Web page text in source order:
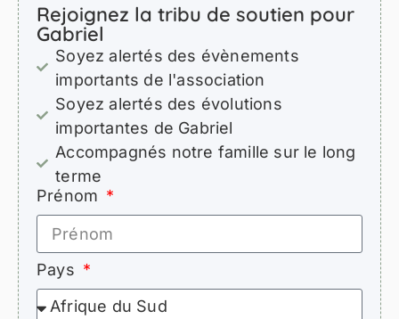
Rejoignez la tribu de soutien pour
Gabriel
Soyez alertés des évènements
importants de l'association
Soyez alertés des évolutions
importantes de Gabriel
Accompagnés notre famille sur le long
terme
Prénom
Pays